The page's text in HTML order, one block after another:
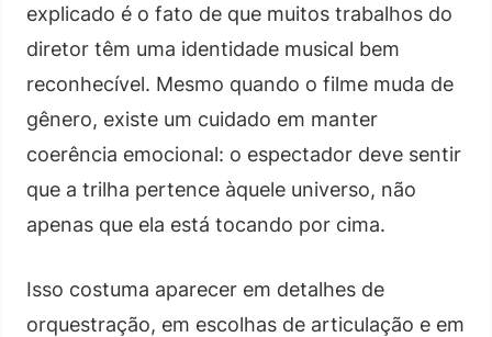
explicado é o fato de que muitos trabalhos do
diretor têm uma identidade musical bem
reconhecível. Mesmo quando o filme muda de
gênero, existe um cuidado em manter
coerência emocional: o espectador deve sentir
que a trilha pertence àquele universo, não
apenas que ela está tocando por cima.
Isso costuma aparecer em detalhes de
orquestração, em escolhas de articulação e em